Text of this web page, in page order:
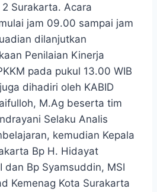
Surakarta. Acara
jam 09.00 sampai jam
dilanjutkan
Penilaian Kinerja
pada pukul 13.00 WIB
dihadiri oleh KABID
M.Ag beserta tim
Selaku Analis
kemudian Kepala
Bp H. Hidayat
dan Bp Syamsuddin, MSI
Kemenag Kota Surakarta